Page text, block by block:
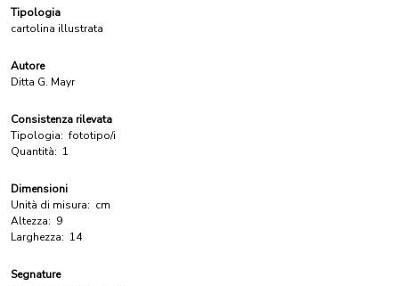
Tipologia
cartolina illustrata
Autore
Ditta G. Mayr
Consistenza rilevata
Tipologia: fototipo/i
Quantità: 1
Dimensioni
Unità di misura: cm
Altezza: 9
Larghezza: 14
Segnature